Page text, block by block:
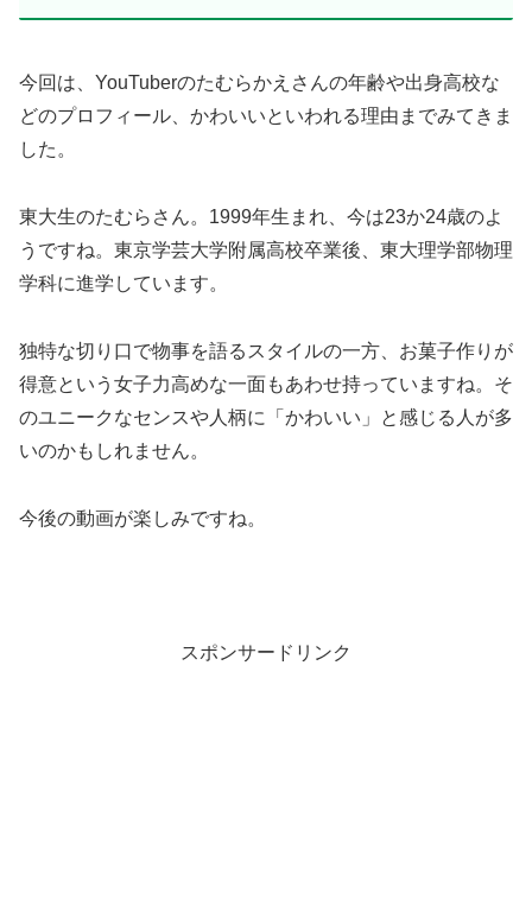
今回は、YouTuberのたむらかえさんの年齢や出身高校な
どのプロフィール、かわいいといわれる理由までみてきま
した。
東大生のたむらさん。1999年生まれ、今は23か24歳のよ
うですね。東京学芸大学附属高校卒業後、東大理学部物理
学科に進学しています。
独特な切り口で物事を語るスタイルの一方、お菓子作りが
得意という女子力高めな一面もあわせ持っていますね。そ
のユニークなセンスや人柄に「かわいい」と感じる人が多
いのかもしれません。
今後の動画が楽しみですね。
スポンサードリンク